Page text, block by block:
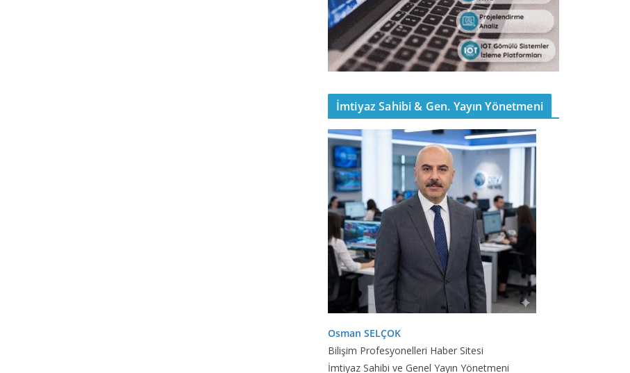
İmtiyaz Sahibi & Gen. Yayın Yönetmeni
Osman SELÇOK
Bilişim Profesyonelleri Haber Sitesi
İmtiyaz Sahibi ve Genel Yayın Yönetmeni